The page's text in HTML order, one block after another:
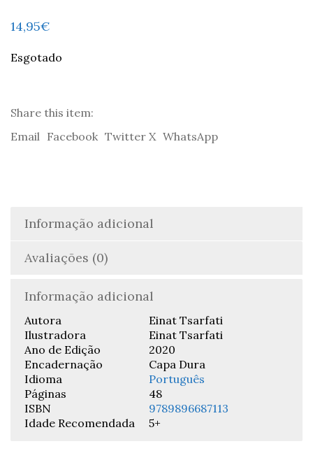
14,95€
Esgotado
Share this item:
Email Facebook Twitter X WhatsApp
Informação adicional
Avaliações (0)
Informação adicional
Autora
Einat Tsarfati
Ilustradora
Einat Tsarfati
Ano de Edição
2020
Encadernação
Capa Dura
Idioma
Português
Páginas
48
ISBN
9789896687113
Idade Recomendada
5+